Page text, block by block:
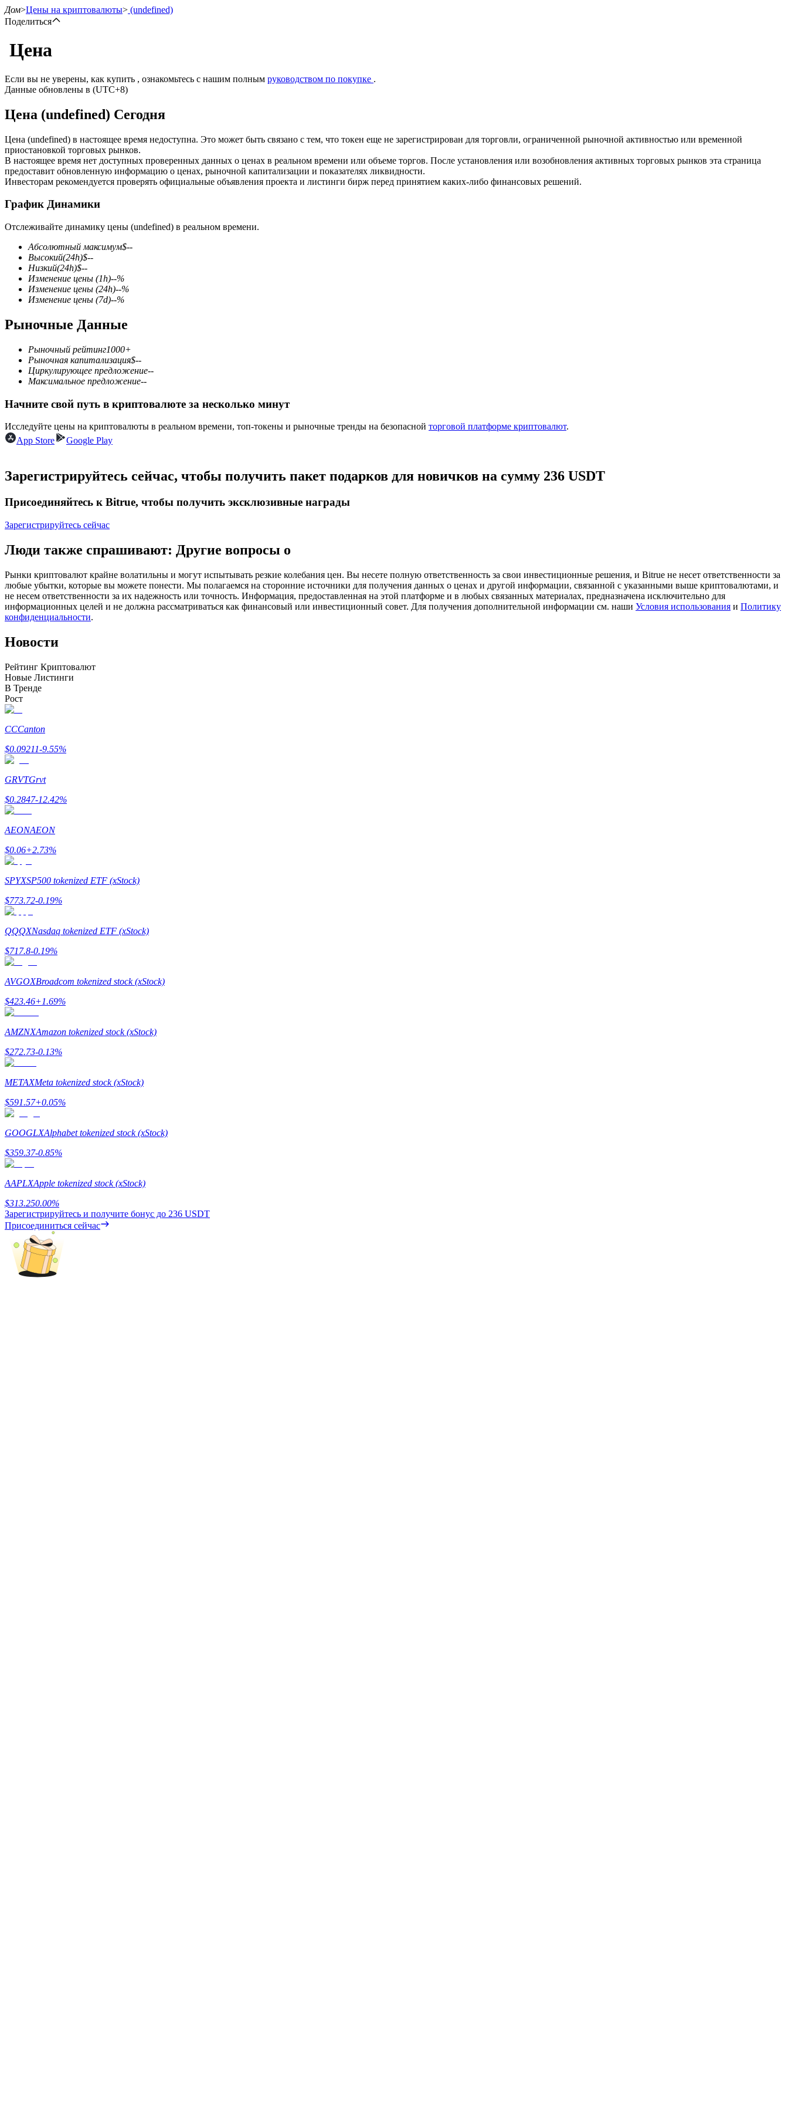
Фьючерсы
USDT-фьючерсы
TradFi
Деривативы на акции, форекс, драгоценные металлы и сырьевые товары
Присоединяйтесь к лучшим трейдерам
Станьте копи-трейдером
Наслаждайтесь распределением прибыли и комиссиями за копи-трейдинг
Информация
Анализ больших данных, включая торговую информацию и т. д.
Гид
Руководство для начинающих по фьючерсам
Торговые стратегии
Узнайте, как оставаться прибыльным
Дом>Цены на криптовалюты> (undefined)
Поделиться
Цена
Если вы не уверены, как купить , ознакомьтесь с нашим полным руководством по покупке .
Данные обновлены в (UTC+8)
Цена (undefined) Сегодня
Цена (undefined) в настоящее время недоступна. Это может быть связано с тем, что токен еще не зарегистрирован для торговли, ограниченной рыночной активностью или временной
приостановкой торговых рынков.
В настоящее время нет доступных проверенных данных о ценах в реальном времени или объеме торгов. После установления или возобновления активных торговых рынков эта страница
предоставит обновленную информацию о ценах, рыночной капитализации и показателях ликвидности.
Инвесторам рекомендуется проверять официальные объявления проекта и листинги бирж перед принятием каких-либо финансовых решений.
График Динамики
Отслеживайте динамику цены (undefined) в реальном времени.
Абсолютный максимум$--
Высокий(24h)$--
Низкий(24h)$--
Изменение цены (1h)--%
Изменение цены (24h)--%
Изменение цены (7d)--%
Рыночные Данные
Рыночный рейтинг1000+
Рыночная капитализация$--
Циркулирующее предложение--
Максимальное предложение--
Начните свой путь в криптовалюте за несколько минут
Исследуйте цены на криптовалюты в реальном времени, топ-токены и рыночные тренды на безопасной торговой платформе криптовалют.
App Store
Google Play
Зарегистрируйтесь сейчас, чтобы получить пакет подарков для новичков на сумму 236 USDT
Присоединяйтесь к Bitrue, чтобы получить эксклюзивные награды
Зарегистрируйтесь сейчас
Люди также спрашивают: Другие вопросы о
Рынки криптовалют крайне волатильны и могут испытывать резкие колебания цен. Вы несете полную ответственность за свои инвестиционные решения, и Bitrue не несет ответственности за
любые убытки, которые вы можете понести. Мы полагаемся на сторонние источники для получения данных о ценах и другой информации, связанной с указанными выше криптовалютами, и
не несем ответственности за их надежность или точность. Информация, предоставленная на этой платформе и в любых связанных материалах, предназначена исключительно для
информационных целей и не должна рассматриваться как финансовый или инвестиционный совет. Для получения дополнительной информации см. наши Условия использования и Политику
конфиденциальности.
Новости
Рейтинг Криптовалют
Новые Листинги
В Тренде
Рост
CCCanton
$0.09211-9.55%
GRVTGrvt
$0.2847-12.42%
AEONAEON
$0.06+2.73%
SPYXSP500 tokenized ETF (xStock)
$773.72-0.19%
QQQXNasdaq tokenized ETF (xStock)
$717.8-0.19%
AVGOXBroadcom tokenized stock (xStock)
$423.46+1.69%
AMZNXAmazon tokenized stock (xStock)
$272.73-0.13%
METAXMeta tokenized stock (xStock)
$591.57+0.05%
GOOGLXAlphabet tokenized stock (xStock)
$359.37-0.85%
AAPLXApple tokenized stock (xStock)
$313.250.00%
Зарегистрируйтесь и получите бонус до 236 USDT
Присоединиться сейчас